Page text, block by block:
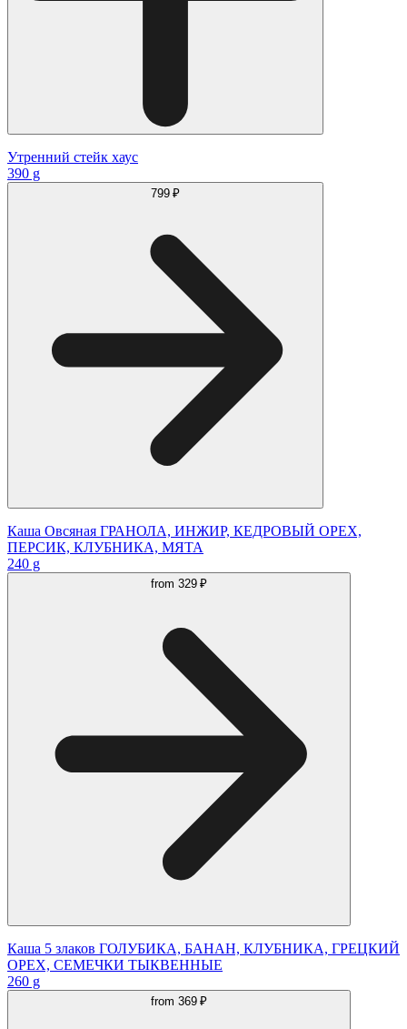
Утренний стейк хаус
390 g
799 ₽
Каша Овсяная ГРАНОЛА, ИНЖИР, КЕДРОВЫЙ ОРЕХ,
ПЕРСИК, КЛУБНИКА, МЯТА
240 g
from 329 ₽
Каша 5 злаков ГОЛУБИКА, БАНАН, КЛУБНИКА, ГРЕЦКИЙ
ОРЕХ, СЕМЕЧКИ ТЫКВЕННЫЕ
260 g
from 369 ₽